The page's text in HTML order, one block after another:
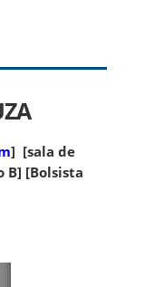
] [sala de
B] [Bolsista